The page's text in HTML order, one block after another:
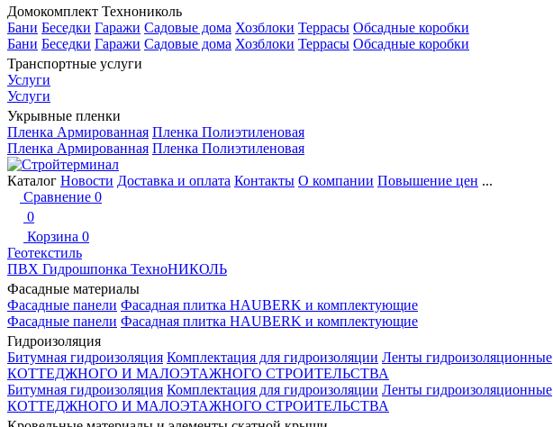
Домокомплект Технониколь
Бани Беседки Гаражи Садовые дома Хозблоки Террасы Обсадные коробки
Бани Беседки Гаражи Садовые дома Хозблоки Террасы Обсадные коробки
Транспортные услуги
Услуги
Услуги
Укрывные пленки
Пленка Армированная Пленка Полиэтиленовая
Пленка Армированная Пленка Полиэтиленовая
Каталог Новости Доставка и оплата Контакты О компании Повышение цен ...
Сравнение 0
0
Корзина 0
Геотекстиль
ПВХ Гидрошпонка ТехноНИКОЛЬ
Фасадные материалы
Фасадные панели Фасадная плитка HAUBERK и комплектующие
Фасадные панели Фасадная плитка HAUBERK и комплектующие
Гидроизоляция
Битумная гидроизоляция Комплектация для гидроизоляции Ленты гидроизоляционные
КОТТЕДЖНОГО И МАЛОЭТАЖНОГО СТРОИТЕЛЬСТВА
Битумная гидроизоляция Комплектация для гидроизоляции Ленты гидроизоляционные
КОТТЕДЖНОГО И МАЛОЭТАЖНОГО СТРОИТЕЛЬСТВА